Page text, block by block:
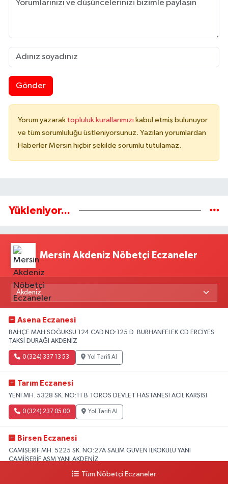
Gönder
Yorum yazarak topluluk kurallarımızı kabul etmiş bulunuyor
ve tüm sorumluluğu üstleniyorsunuz. Yazılan yorumlardan
Haberler Mersin hiçbir şekilde sorumlu tutulamaz.
Yükleniyor...
Mersin Akdeniz Nöbetçi Eczaneler
Asena Eczanesi
BAHÇE MAH.SOĞUKSU 124 CAD.NO:125 D BURHANFELEK CD ERCİYES
TAKSİ DURAĞI AKDENİZ
0 (324) 337 13 53 Yol Tarifi Al
Tarım Eczanesi
YENİ MH. 5328 SK. NO:11 B TOROS DEVLET HASTANESİ ACİL KARŞISI
0 (324) 237 05 00 Yol Tarifi Al
Birsen Eczanesi
CAMİŞERİF MH. 5225 SK. NO:27A SALİM GÜVEN İLKOKULU YANI
CAMİİŞERİF ASM YANI AKDENİZ
Yol Tarifi Al
Tüm Nöbetçi Eczaneler